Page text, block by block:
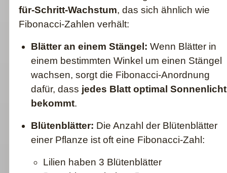
für-Schritt-Wachstum, das sich ähnlich wie
Fibonacci-Zahlen verhält:
Blätter an einem Stängel: Wenn Blätter in
einem bestimmten Winkel um einen Stängel
wachsen, sorgt die Fibonacci-Anordnung
dafür, dass jedes Blatt optimal Sonnenlicht
bekommt.
Blütenblätter: Die Anzahl der Blütenblätter
einer Pflanze ist oft eine Fibonacci-Zahl:
Lilien haben 3 Blütenblätter